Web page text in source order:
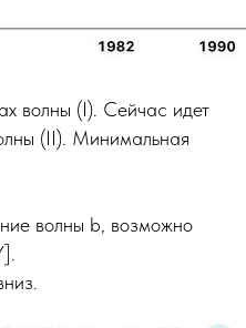
волны (I). Сейчас идет
(II). Минимальная
волны b, возможно